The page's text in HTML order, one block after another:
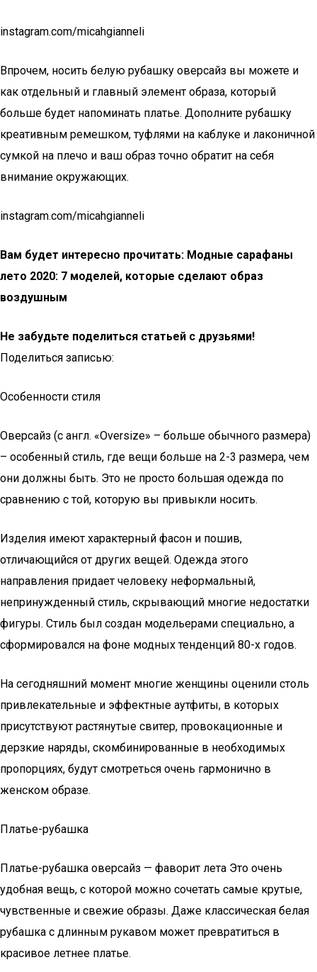
instagram.com/micahgianneli
Впрочем, носить белую рубашку оверсайз вы можете и
как отдельный и главный элемент образа, который
больше будет напоминать платье. Дополните рубашку
креативным ремешком, туфлями на каблуке и лаконичной
сумкой на плечо и ваш образ точно обратит на себя
внимание окружающих.
instagram.com/micahgianneli
Вам будет интересно прочитать: Модные сарафаны
лето 2020: 7 моделей, которые сделают образ
воздушным
Не забудьте поделиться статьей с друзьями!
Поделиться записью:
Особенности стиля
Оверсайз (с англ. «Oversize» – больше обычного размера)
– особенный стиль, где вещи больше на 2-3 размера, чем
они должны быть. Это не просто большая одежда по
сравнению с той, которую вы привыкли носить.
Изделия имеют характерный фасон и пошив,
отличающийся от других вещей. Одежда этого
направления придает человеку неформальный,
непринужденный стиль, скрывающий многие недостатки
фигуры. Стиль был создан модельерами специально, а
сформировался на фоне модных тенденций 80-х годов.
На сегодняшний момент многие женщины оценили столь
привлекательные и эффектные аутфиты, в которых
присутствуют растянутые свитер, провокационные и
дерзкие наряды, скомбинированные в необходимых
пропорциях, будут смотреться очень гармонично в
женском образе.
Платье-рубашка
Платье-рубашка оверсайз — фаворит лета Это очень
удобная вещь, с которой можно сочетать самые крутые,
чувственные и свежие образы. Даже классическая белая
рубашка с длинным рукавом может превратиться в
красивое летнее платье.